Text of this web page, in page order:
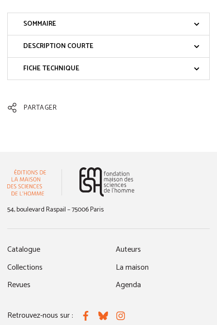
SOMMAIRE
DESCRIPTION COURTE
FICHE TECHNIQUE
PARTAGER
54, boulevard Raspail – 75006 Paris
Catalogue
Collections
Revues
Auteurs
La maison
Agenda
Retrouvez-nous sur : FacebookBlueskyInstagram